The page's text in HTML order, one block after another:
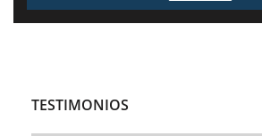
TESTIMONIOS